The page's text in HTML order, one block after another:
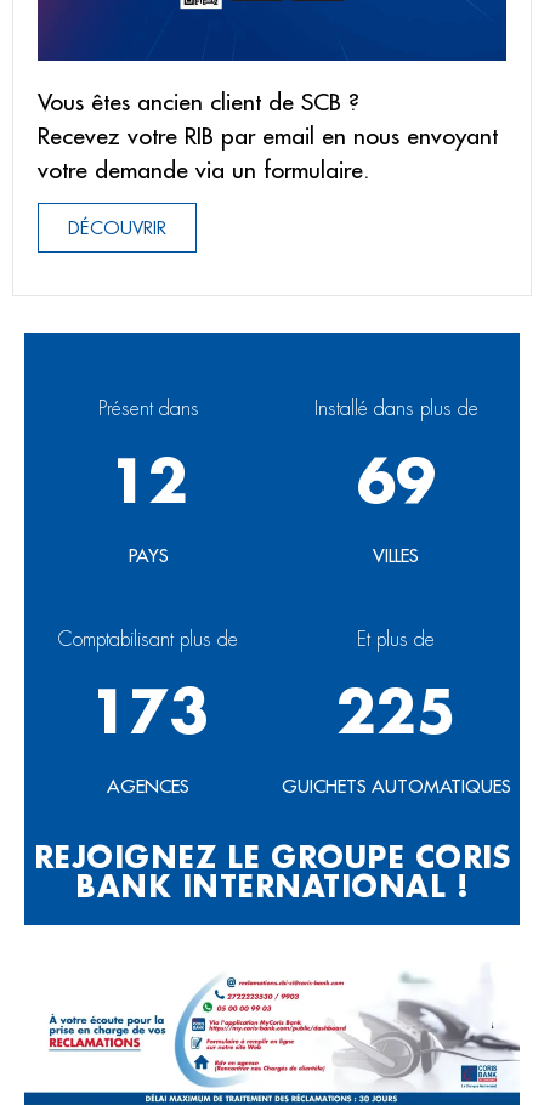
Vous êtes ancien client de SCB ?
Recevez votre RIB par email en nous envoyant
votre demande via un formulaire.
DÉCOUVRIR
Présent dans
12
PAYS
Installé dans plus de
69
VILLES
Comptabilisant plus de
173
AGENCES
Et plus de
225
GUICHETS AUTOMATIQUES
REJOIGNEZ LE GROUPE CORIS
BANK INTERNATIONAL !